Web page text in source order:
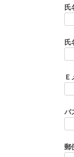
氏
氏
Ｅ
パ
郵